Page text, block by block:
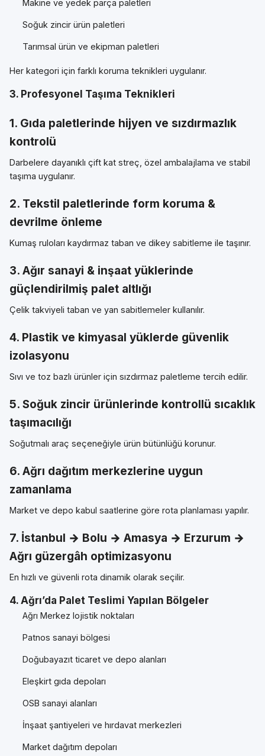
Makine ve yedek parça paletleri
Soğuk zincir ürün paletleri
Tarımsal ürün ve ekipman paletleri
Her kategori için farklı koruma teknikleri uygulanır.
3. Profesyonel Taşıma Teknikleri
1. Gıda paletlerinde hijyen ve sızdırmazlık
kontrolü
Darbelere dayanıklı çift kat streç, özel ambalajlama ve stabil
taşıma uygulanır.
2. Tekstil paletlerinde form koruma &
devrilme önleme
Kumaş ruloları kaydırmaz taban ve dikey sabitleme ile taşınır.
3. Ağır sanayi & inşaat yüklerinde
güçlendirilmiş palet altlığı
Çelik takviyeli taban ve yan sabitlemeler kullanılır.
4. Plastik ve kimyasal yüklerde güvenlik
izolasyonu
Sıvı ve toz bazlı ürünler için sızdırmaz paletleme tercih edilir.
5. Soğuk zincir ürünlerinde kontrollü sıcaklık
taşımacılığı
Soğutmalı araç seçeneğiyle ürün bütünlüğü korunur.
6. Ağrı dağıtım merkezlerine uygun
zamanlama
Market ve depo kabul saatlerine göre rota planlaması yapılır.
7. İstanbul → Bolu → Amasya → Erzurum →
Ağrı güzergâh optimizasyonu
En hızlı ve güvenli rota dinamik olarak seçilir.
4. Ağrı’da Palet Teslimi Yapılan Bölgeler
Ağrı Merkez lojistik noktaları
Patnos sanayi bölgesi
Doğubayazıt ticaret ve depo alanları
Eleşkirt gıda depoları
OSB sanayi alanları
İnşaat şantiyeleri ve hırdavat merkezleri
Market dağıtım depoları